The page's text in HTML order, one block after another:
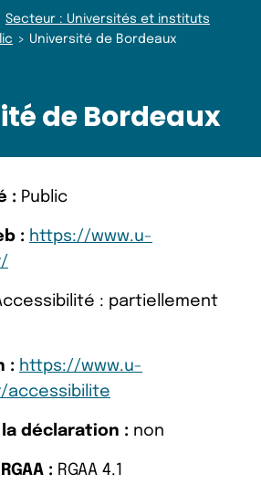
Secteur : Universités et instituts
Université de Bordeaux
de Bordeaux
: Public
: https://www.u-
: partiellement
: https://www.u-
accessibilite
déclaration : non
: RGAA 4.1